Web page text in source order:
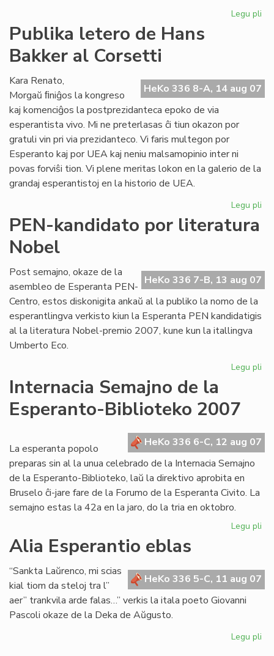
Legu pli
Publika letero de Hans
Bakker al Corsetti
HeKo 336 8-A, 14 aug 07
Kara Renato,
Morgaŭ ﬁniĝos la kongreso
kaj komenciĝos la postprezidanteca epoko de via
esperantista vivo. Mi ne preterlasas ĉi tiun okazon por
gratuli vin pri via prezidanteco. Vi faris multegon por
Esperanto kaj por UEA kaj neniu malsamopinio inter ni
povas forviŝi tion. Vi plene meritas lokon en la galerio de la
grandaj esperantistoj en la historio de UEA.
Legu pli
PEN-kandidato por literatura
Nobel
HeKo 336 7-B, 13 aug 07
Post semajno, okaze de la
asembleo de Esperanta PEN-
Centro, estos diskonigita ankaŭ al la publiko la nomo de la
esperantlingva verkisto kiun la Esperanta PEN kandidatigis
al la literatura Nobel-premio 2007, kune kun la itallingva
Umberto Eco.
Legu pli
Internacia Semajno de la
Esperanto-Biblioteko 2007
HeKo 336 6-C, 12 aug 07
La esperanta popolo
preparas sin al la unua celebrado de la Internacia Semajno
de la Esperanto-Biblioteko, laŭ la direktivo aprobita en
Bruselo ĉi-jare fare de la Forumo de la Esperanta Civito. La
semajno estas la 42a en la jaro, do la tria en oktobro.
Legu pli
Alia Esperantio eblas
HeKo 336 5-C, 11 aug 07
“Sankta Laŭrenco, mi scias
kial tiom da steloj tra l”
aer” trankvila arde falas…” verkis la itala poeto Giovanni
Pascoli okaze de la Deka de Aŭgusto.
Legu pli